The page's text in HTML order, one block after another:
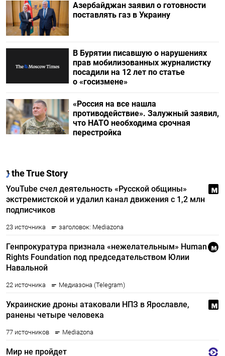
Азербайджан заявил о готовности
поставлять газ в Украину
В Бурятии писавшую о нарушениях
прав мобилизованных журналистку
посадили на 12 лет по статье
о «госизмене»
«Россия на все нашла
противодействие». Залужный заявил,
что НАТО необходима срочная
перестройка